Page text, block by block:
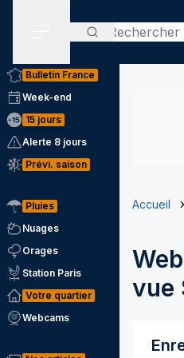
Rechercher
Bulletin France
Week-end
15 jours
Alerte 8 jours
Prévi. saison
Pluies
Nuages
Orages
Station Paris
Votre quartier
Webcams
Accueil
vue